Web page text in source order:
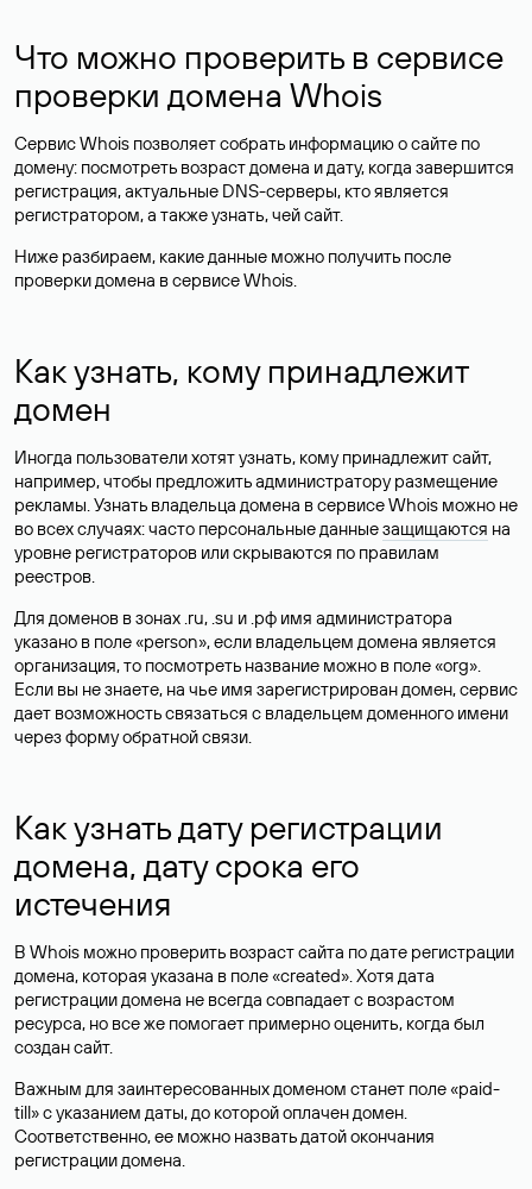
Что можно проверить в сервисе
проверки домена Whois
Сервис Whois позволяет собрать информацию о сайте по
домену: посмотреть возраст домена и дату, когда завершится
регистрация, актуальные DNS-серверы, кто является
регистратором, а также узнать, чей сайт.
Ниже разбираем, какие данные можно получить после
проверки домена в сервисе Whois.
Как узнать, кому принадлежит
домен
Иногда пользователи хотят узнать, кому принадлежит сайт,
например, чтобы предложить администратору размещение
рекламы. Узнать владельца домена в сервисе Whois можно не
во всех случаях: часто персональные данныезащищаются на
уровне регистраторов или скрываются по правилам
реестров.
Для доменов в зонах .ru, .su и .рф имя администратора
указано в поле «person», если владельцем домена является
организация, то посмотреть название можно в поле «org».
Если вы не знаете, на чье имя зарегистрирован домен, сервис
дает возможность связаться с владельцем доменного имени
через форму обратной связи.
Как узнать дату регистрации
домена, дату срока его
истечения
В Whois можно проверить возраст сайта по дате регистрации
домена, которая указана в поле «created». Хотя дата
регистрации домена не всегда совпадает с возрастом
ресурса, но все же помогает примерно оценить, когда был
создан сайт.
Важным для заинтересованных доменом станет поле «paid-
till» с указанием даты, до которой оплачен домен.
Соответственно, ее можно назвать датой окончания
регистрации домена.